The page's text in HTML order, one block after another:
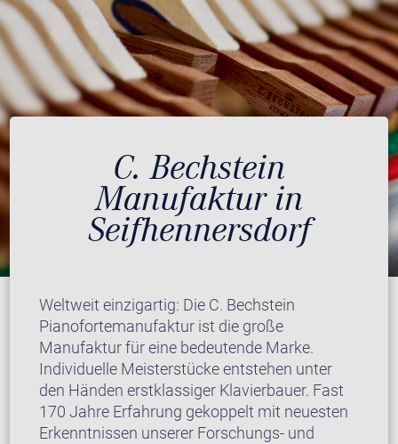
C. Bechstein
Manufaktur in
Seifhennersdorf
Weltweit einzigartig: Die C. Bechstein
Pianofortemanufaktur ist die große
Manufaktur für eine bedeutende Marke.
Individuelle Meisterstücke entstehen unter
den Händen erstklassiger Klavierbauer. Fast
170 Jahre Erfahrung gekoppelt mit neuesten
Erkenntnissen unserer Forschungs- und